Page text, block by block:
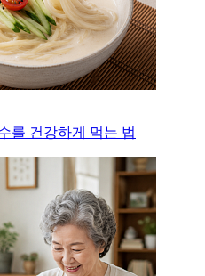
를 건강하게 먹는 법